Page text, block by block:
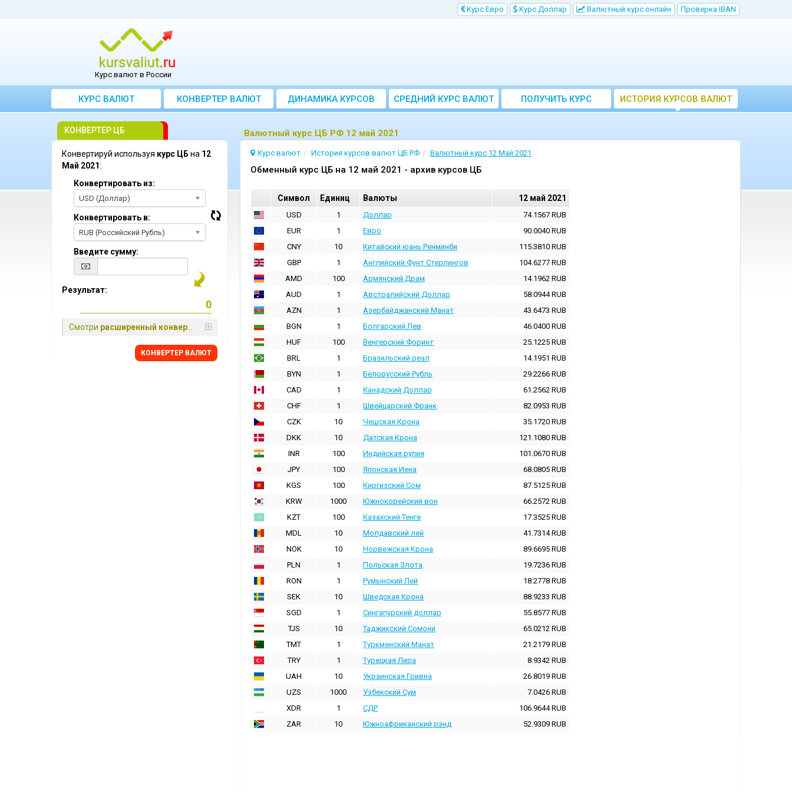
Kурс Евро Kурс Доллар Bалютный курс онлайн Проверка IBAN
Курс валют в России
КУРС ВАЛЮТ КОНВЕРТЕР ВАЛЮТ ДИНАМИКА КУРСОВ
CРЕДНИЙ КУРС ВАЛЮТ
ЗА МЕСЯЦ
ПОЛУЧИТЬ КУРС
ВАЛЮТ ЦБ
ИСТОРИЯ КУРСОВ ВАЛЮТ
ЦБ РФ
Bалютный курс ЦБ РФ 12 май 2021
Курс валют История курсов валют ЦБ РФ Валютный курс 12 Май 2021
Oбменный курс ЦБ на 12 май 2021 - архив курсов ЦБ
Cимвол Единиц Валюты 12 май 2021
USD 1 Доллар 74.1567 RUB
EUR
1 Евро 90.0040 RUB
CNY
10 Китайский юань Ренминби 115.3810 RUB
GBP
1 Английский Фунт Стерлингов 104.6277 RUB
AMD
100 Армянский Драм 14.1962 RUB
AUD
1 Австралийский Доллар 58.0944RUB
AZN
1 Азербайджанский Манат 43.6473 RUB
BGN
1 Болгарский Лев 46.0400 RUB
HUF
100 Венгерский Форинт 25.1225 RUB
BRL
1 Бразильский реал 14.1951 RUB
BYN
1 Белорусский Рубль 29.2266 RUB
CAD
1 Канадский Доллар 61.2562 RUB
CHF
1 Швейцарский Франк 82.0953 RUB
CZK
10 Чешская Крона 35.1720 RUB
DKK
10 Датская Крона 121.1080 RUB
INR
100 Индийская pупия 101.0670 RUB
JPY
100 Японская Иена 68.0805 RUB
KGS
100 Киргизский Сом 87.5125 RUB
KRW
1000 Южнокорейский вон 66.2572 RUB
KZT
100 Казахский Тенге 17.3525 RUB
MDL
10 Молдавский лей 41.7314RUB
NOK
10 Норвежская Крона 89.6695 RUB
PLN
1 Польская Злота 19.7236 RUB
RON
1 Румынский Лей 18.2778 RUB
SEK
10 Шведская Крона 88.9233 RUB
SGD
1 Сингапурский доллар 55.8577 RUB
TJS
10 Таджикский Сомони 65.0212 RUB
TMT
1 Туркменский Манат 21.2179 RUB
TRY
1 Турецкая Лира 8.9342 RUB
UAH
10 Украинская Гривна 26.8019 RUB
UZS
1000 Узбекский Сум 7.0426 RUB
XDR
1 СДР 106.9644RUB
ZAR
10 Южноафриканский рэнд 52.9309 RUB
КОНВЕРТЕР ЦБ
Конвертируй используя курс ЦБ на 12
Май 2021:
Конвертировать из:
USD (Доллар)
Конвертировать в:
RUB (Российский Рубль)
Введите сумму:
Результат:
Смотри расширенный конвертер
КОНВЕРТЕР ВАЛЮТ